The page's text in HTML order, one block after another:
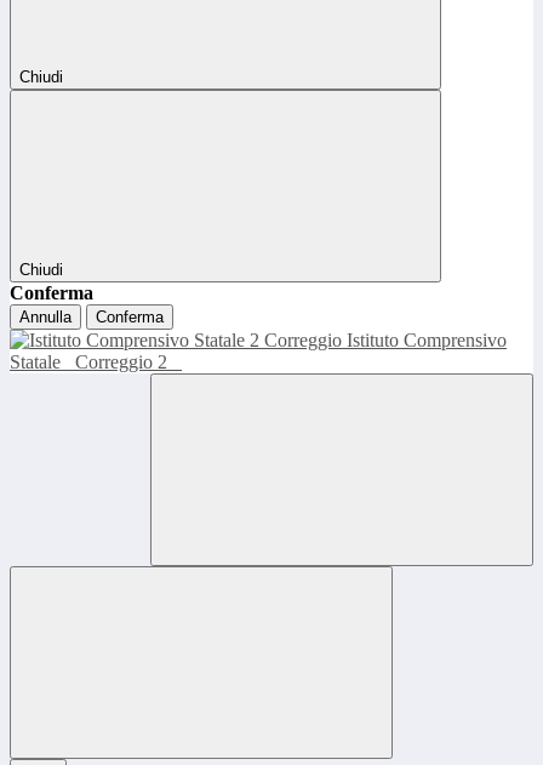
Chiudi
Chiudi
Conferma
Annulla Conferma
Istituto Comprensivo
Statale
Correggio 2